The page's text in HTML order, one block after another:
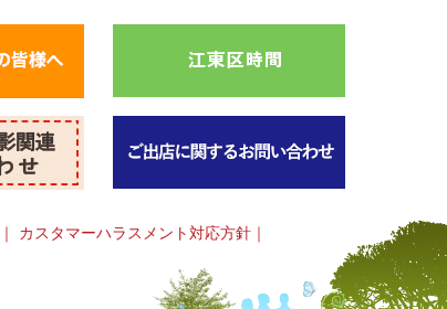
｜ カスタマーハラスメント対応方針 ｜